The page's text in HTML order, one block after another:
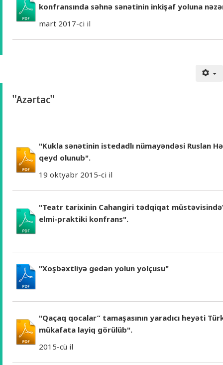
konfransında səhnə sənətinin inkişaf yoluna
mart 2017-ci il
"Azərtac"
"Kukla sənətinin istedadlı nümayəndəsi Ruslan
qeyd olunub".
19 oktyabr 2015-ci il
"Teatr tarixinin Cahangiri tədqiqat
elmi-praktiki konfrans".
"Xoşbəxtliyə gedən yolun yolçusu"
"Qaçaq qocalar” tamaşasının yaradıcı heyəti
mükafata layiq görülüb".
2015-cü il